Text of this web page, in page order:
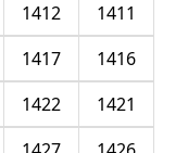
1411
1412
1416
1417
1421
1422